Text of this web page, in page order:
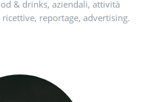
& drinks, aziendali, attività
reportage, advertising.